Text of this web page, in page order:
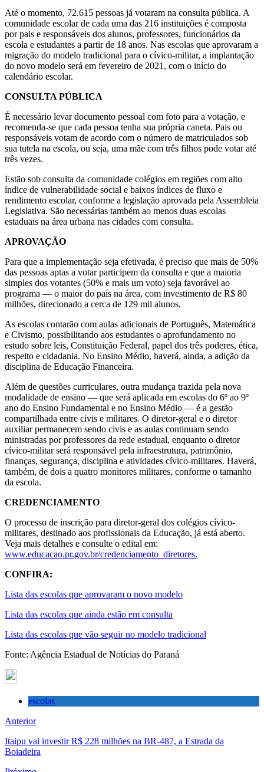
Até o momento, 72.615 pessoas já votaram na consulta pública. A
comunidade escolar de cada uma das 216 instituições é composta
por pais e responsáveis dos alunos, professores, funcionários da
escola e estudantes a partir de 18 anos. Nas escolas que aprovaram a
migração do modelo tradicional para o cívico-militar, a implantação
do novo modelo será em fevereiro de 2021, com o início do
calendário escolar.
CONSULTA PÚBLICA
É necessário levar documento pessoal com foto para a votação, e
recomenda-se que cada pessoa tenha sua própria caneta. Pais ou
responsáveis votam de acordo com o número de matriculados sob
sua tutela na escola, ou seja, uma mãe com três filhos pode votar até
três vezes.
Estão sob consulta da comunidade colégios em regiões com alto
índice de vulnerabilidade social e baixos índices de fluxo e
rendimento escolar, conforme a legislação aprovada pela Assembleia
Legislativa. São necessárias também ao menos duas escolas
estaduais na área urbana nas cidades com consulta.
APROVAÇÃO
Para que a implementação seja efetivada, é preciso que mais de 50%
das pessoas aptas a votar participem da consulta e que a maioria
simples dos votantes (50% e mais um voto) seja favorável ao
programa — o maior do país na área, com investimento de R$ 80
milhões, direcionado a cerca de 129 mil alunos.
As escolas contarão com aulas adicionais de Português, Matemática
e Civismo, possibilitando aos estudantes o aprofundamento no
estudo sobre leis, Constituição Federal, papel dos três poderes, ética,
respeito e cidadania. No Ensino Médio, haverá, ainda, a adição da
disciplina de Educação Financeira.
Além de questões curriculares, outra mudança trazida pela nova
modalidade de ensino — que será aplicada em escolas do 6º ao 9º
ano do Ensino Fundamental e no Ensino Médio — é a gestão
compartilhada entre civis e militares. O diretor-geral e o diretor
auxiliar permanecem sendo civis e as aulas continuam sendo
ministradas por professores da rede estadual, enquanto o diretor
cívico-militar será responsável pela infraestrutura, patrimônio,
finanças, segurança, disciplina e atividades cívico-militares. Haverá,
também, de dois a quatro monitores militares, conforme o tamanho
da escola.
CREDENCIAMENTO
O processo de inscrição para diretor-geral dos colégios cívico-
militares, destinado aos profissionais da Educação, já está aberto.
Veja mais detalhes e consulte o edital em:
www.educacao.pr.gov.br/credenciamento_diretores.
CONFIRA:
Lista das escolas que aprovaram o novo modelo
Lista das escolas que ainda estão em consulta
Lista das escolas que vão seguir no modelo tradicional
Fonte: Agência Estadual de Notícias do Paraná
escolas
Anterior
Itaipu vai investir R$ 228 milhões na BR-487, a Estrada da
Boiadeira